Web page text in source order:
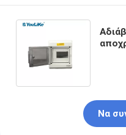
Να